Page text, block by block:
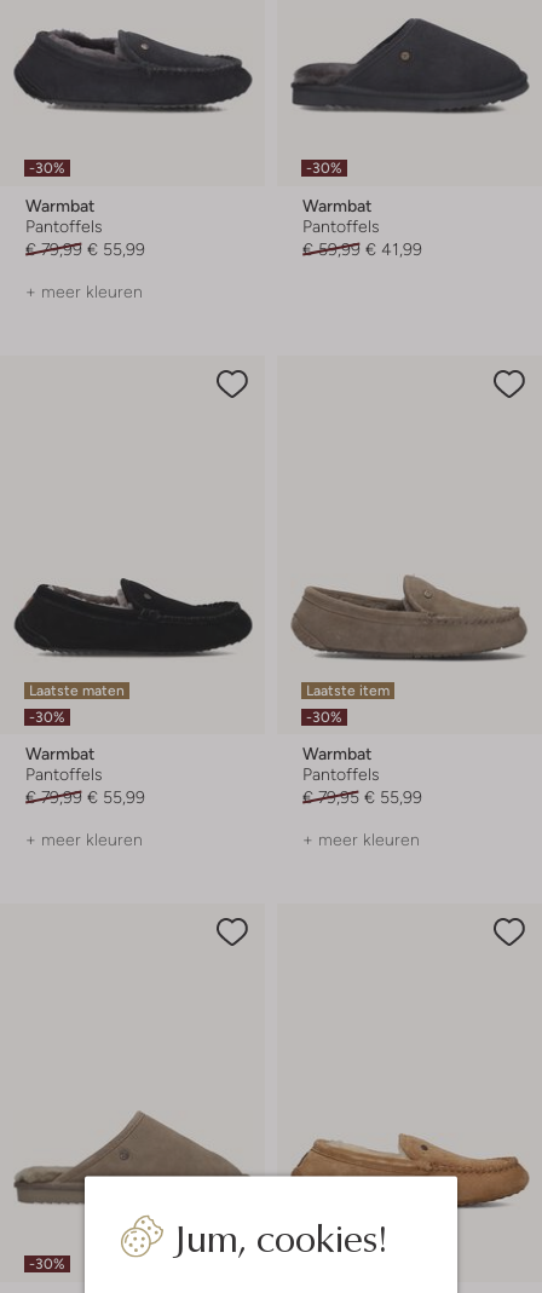
Jum, cookies!
-30%
Warmbat
Pantoffels
€ 79,99 € 55,99
+ meer kleuren
-30%
Warmbat
Pantoffels
€ 59,99 € 41,99
Laatste maten
-30%
Warmbat
Pantoffels
€ 79,99 € 55,99
+ meer kleuren
Laatste item
-30%
Warmbat
Pantoffels
€ 79,95 € 55,99
+ meer kleuren
-30%
Laatste item